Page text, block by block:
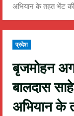
अभियान के तहत भेंट की
प्रदेश
बृजमोहन
बालदास
अभियान के